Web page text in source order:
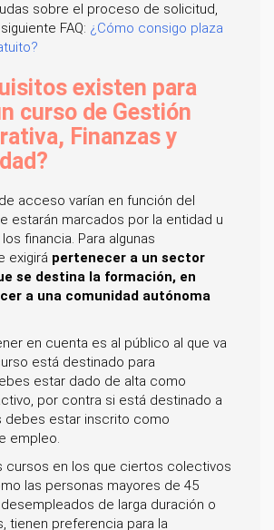
sobre el proceso de solicitud,
FAQ: ¿Cómo consigo plaza
existen para
curso de Gestión
Finanzas y
acceso varían en función del
estarán marcados por la entidad u
financia. Para algunas
exigirá pertenecer a un sector
se destina la formación, en
a una comunidad autónoma
en cuenta es al público al que va
está destinado para
estar dado de alta como
por contra si está destinado a
debes estar inscrito como
empleo.
cursos en los que ciertos colectivos
las personas mayores de 45
de larga duración o
tienen preferencia para la